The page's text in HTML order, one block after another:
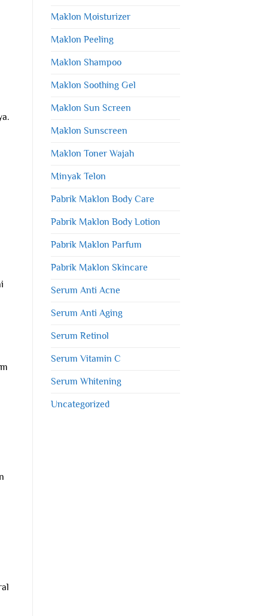
Maklon Moisturizer
Maklon Peeling
Maklon Shampoo
Maklon Soothing Gel
Maklon Sun Screen
Maklon Sunscreen
Maklon Toner Wajah
Minyak Telon
Pabrik Maklon Body Care
Pabrik Maklon Body Lotion
Pabrik Maklon Parfum
Pabrik Maklon Skincare
Serum Anti Acne
Serum Anti Aging
Serum Retinol
Serum Vitamin C
Serum Whitening
Uncategorized